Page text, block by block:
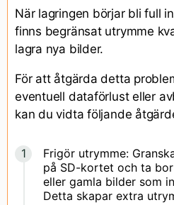
När lagringen börjar bli full
finns begränsat utrymme
lagra nya bilder.
För att åtgärda detta
eventuell dataförlust eller
kan du vidta följande
Frigör utrymme:
på SD-kortet och ta
eller gamla bilder som
Detta skapar extra